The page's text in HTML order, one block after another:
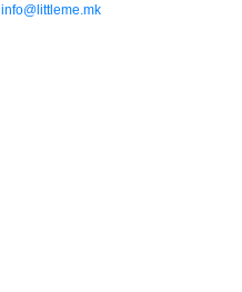
info@littleme.mk